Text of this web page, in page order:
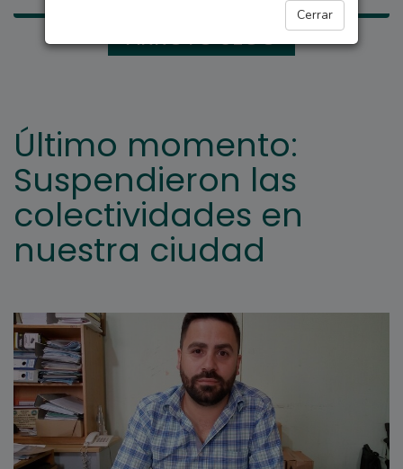
Cerrar
ARROYO SECO
Último momento:
Suspendieron las
colectividades en
nuestra ciudad